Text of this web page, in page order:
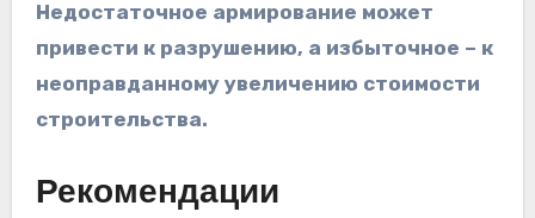
Недостаточное армирование может
привести к разрушению, а избыточное – к
неоправданному увеличению стоимости
строительства.
Рекомендации